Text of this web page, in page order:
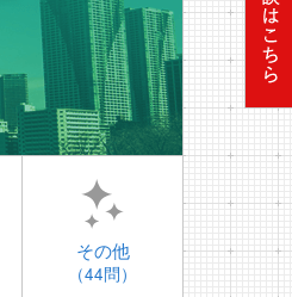
その他
（44問）